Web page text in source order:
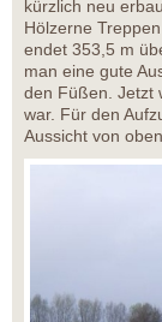
kürzlich neu
Hölzerne
endet 353,5 m
man eine gute
den Füßen. Jetzt
war. Für den
Aussicht von